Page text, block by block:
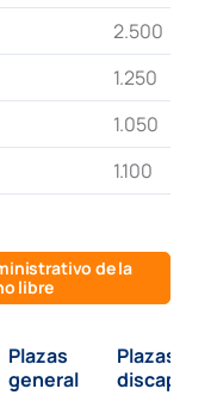
2.500
1.250
1.050
1.100
de la
libre
Plazas
general
Plazas